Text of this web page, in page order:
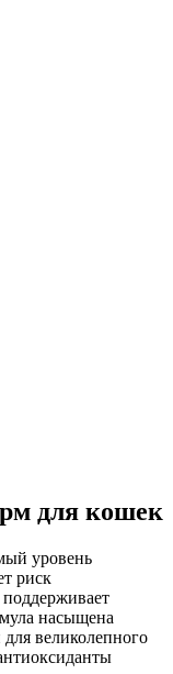
для кошек
уровень
риск
насыщена
великолепного